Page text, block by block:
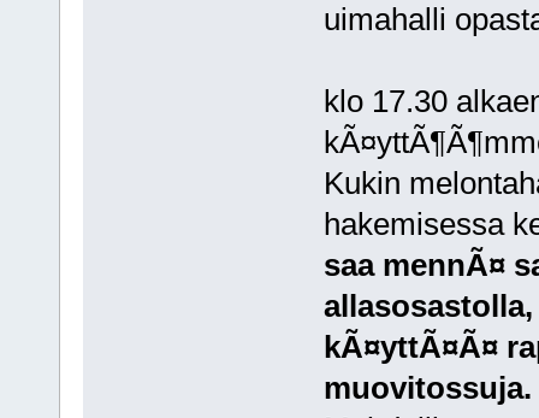
uimahalli
klo 17.30
Kukin
hakemisessa
saa mennÃ¤
kÃ¤yttÃ¤Ã¤
muovitossuja.